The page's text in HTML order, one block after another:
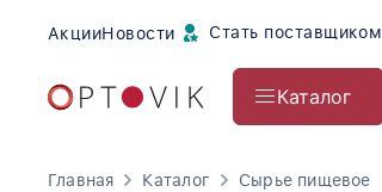
АкцииНовости Стать поставщиком
Каталог
Главная Каталог Сырье пищевое